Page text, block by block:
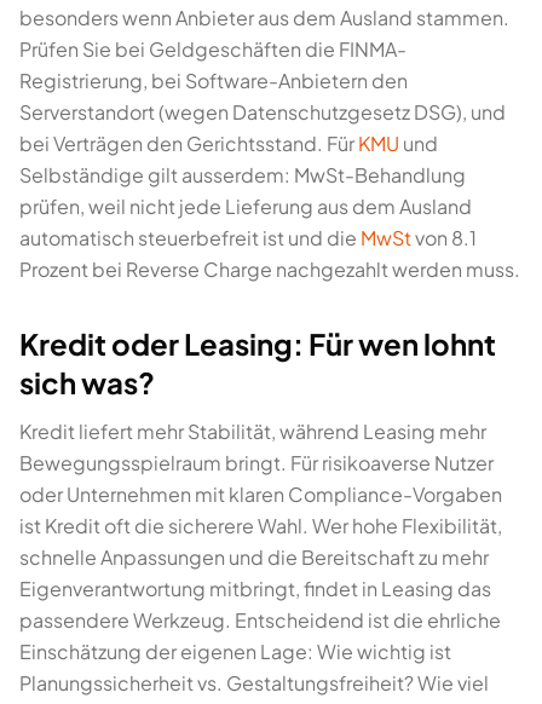
besonders wenn Anbieter aus dem Ausland stammen.
Prüfen Sie bei Geldgeschäften die FINMA-
Registrierung, bei Software-Anbietern den
Serverstandort (wegen Datenschutzgesetz DSG), und
bei Verträgen den Gerichtsstand. FürKMU und
Selbständige gilt ausserdem: MwSt-Behandlung
prüfen, weil nicht jede Lieferung aus dem Ausland
automatisch steuerbefreit ist und die MwStvon 8.1
Prozent bei Reverse Charge nachgezahlt werden muss.
Kredit oder Leasing: Für wen lohnt
sich was?
Kredit liefert mehr Stabilität, während Leasing mehr
Bewegungsspielraum bringt. Für risikoaverse Nutzer
oder Unternehmen mit klaren Compliance-Vorgaben
ist Kredit oft die sicherere Wahl. Wer hohe Flexibilität,
schnelle Anpassungen und die Bereitschaft zu mehr
Eigenverantwortung mitbringt, findet in Leasing das
passendere Werkzeug. Entscheidend ist die ehrliche
Einschätzung der eigenen Lage: Wie wichtig ist
Planungssicherheit vs. Gestaltungsfreiheit? Wie viel